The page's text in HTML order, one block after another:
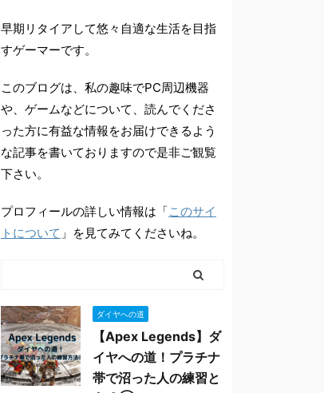
早期リタイアして悠々自適な生活を目指
すゲーマーです。
このブログは、私の趣味でPC周辺機器
や、ゲームなどについて、読んでくださ
った方に有益な情報をお届けできるよう
な記事を書いておりますので是非ご観覧
下さい。
プロフィールの詳しい情報は「このサイ
トについて 」を見てみてくださいね。
ダイヤへの道
【Apex Legends】ダ
イヤへの道！プラチナ
帯で沼った人の練習と